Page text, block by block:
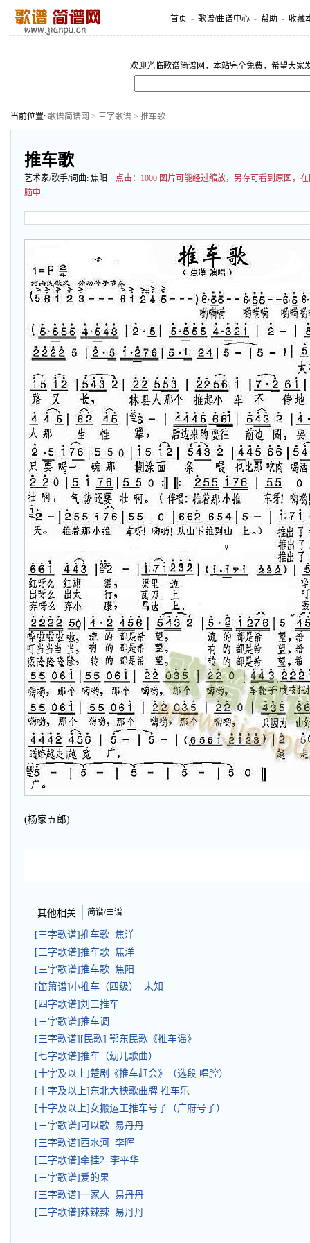
首页 - 歌谱/曲谱中心 - 帮助 - 收藏
欢迎光临歌谱简谱网，本站完全免费，希望大家
当前位置: 歌谱简谱网 > 三字歌谱 > 推车歌
推车歌
艺术家/歌手/词曲: 焦阳 点击： 1000 图片可能经过缩放，另存可看到原图，
脑中.
(杨家五郎)
其他相关 简谱/曲谱
[三字歌谱]推车歌 焦洋
[三字歌谱]推车歌 焦洋
[三字歌谱]推车歌 焦阳
[笛箫谱]小推车（四级） 未知
[四字歌谱]刘三推车
[三字歌谱]推车调
[三字歌谱][民歌] 鄂东民歌《推车谣》
[七字歌谱]推车（幼儿歌曲）
[十字及以上]楚剧《推车赶会》（选段 唱腔）
[十字及以上]东北大秧歌曲牌 推车乐
[十字及以上]女搬运工推车号子（广府号子）
[三字歌谱]可以歌 易丹丹
[三字歌谱]酉水河 李晖
[三字歌谱]牵挂2 李平华
[三字歌谱]爱的果
[三字歌谱]一家人 易丹丹
[三字歌谱]辣辣辣 易丹丹